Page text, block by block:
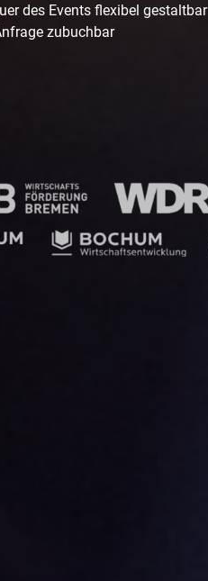
des Events flexibel gestaltbar
zubuchbar